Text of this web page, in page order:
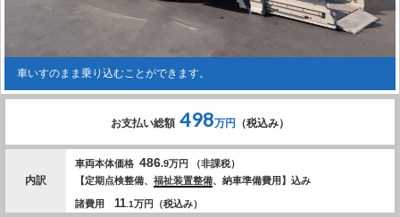
車いすのまま乗り込むことができます。
お支払い総額 498万円 （税込み）
内訳
車両本体価格 486.9万円 （非課税）
【定期点検整備、 福祉装置整備、納車準備費用】込み
諸費用 11 .1万円（税込み）